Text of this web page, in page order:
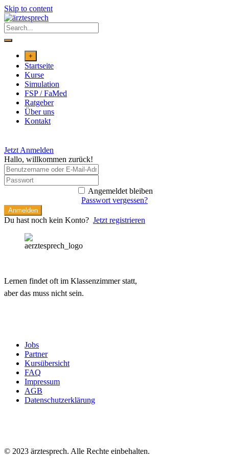
Skip to content
+
Startseite
Kurse
Simulation
FSP / FaMed
Ratgeber
Über uns
Kontakt
Jetzt Anmelden
Hallo, willkommen zurück!
Angemeldet bleiben
Passwort vergessen?
Anmelden
Du hast noch kein Konto? Jetzt registrieren
Lernen findet oft im Klassenzimmer statt,
aber das muss nicht sein.
Jobs
Partner
Kursübersicht
FAQ
Impressum
AGB
Datenschutzerklärung
© 2023 ärztesprech. Alle Rechte einbehalten.